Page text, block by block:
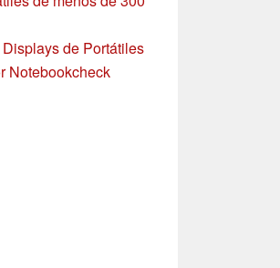
de Portátiles
Notebookcheck